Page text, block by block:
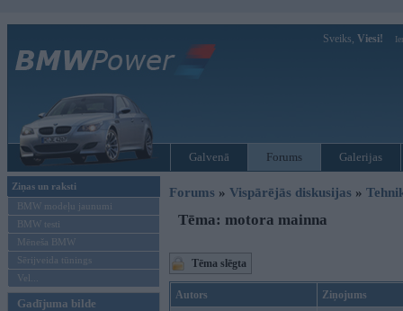
Sveiks, Viesi!
Galvenā Forums Galerijas
Ziņas un raksti
BMW modeļu jaunumi
BMW testi
Mēneša BMW
Sērijveida tūnings
Vel...
Gadījuma bilde
Forums » Vispārējās diskusijas »
Tēma: motora mainna
Tēma slēgta
Autors Ziņojums